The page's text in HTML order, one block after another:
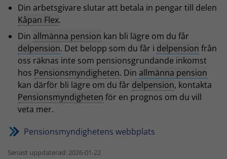
Din arbetsgivare slutar att betala in pengar till delen
Kåpan Flex.
Din allmänna pension kan bli lägre om du får
delpension. Det belopp som du får i delpension från
oss räknas inte som pensionsgrundande inkomst
hos Pensionsmyndigheten. Din allmänna pension
kan därför bli lägre om du får delpension, kontakta
Pensionsmyndigheten för en prognos om du vill
veta mer.
Pensionsmyndighetens webbplats
Senast uppdaterad: 2026-01-22